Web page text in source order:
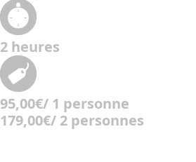
2 heures
95,00€/ 1 personne
179,00€/ 2 personnes